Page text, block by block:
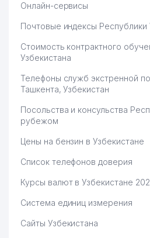
58 UBEDITES-SAMI ООО
БИРЛАШГАН
61 ВАЛИХАНОВА ТЧСЖ
62
СРЕДНЯЯ ШКОЛА №166
63 TECHNO MART ООО
64 SVETLANA-KREDIT ООО
ООО
66 SUVLIQ-NUROTA ООО
Онлайн-сервисы
Почтовые индексы Республики
Стоимость контрактного
Узбекистана
Телефоны служб экстренной
Ташкента, Узбекистан
Посольства и консульства
рубежом
Цены на бензин в Узбекистане
Список телефонов доверия
Курсы валют в Узбекистане
Система единиц измерения
Сайты Узбекистана